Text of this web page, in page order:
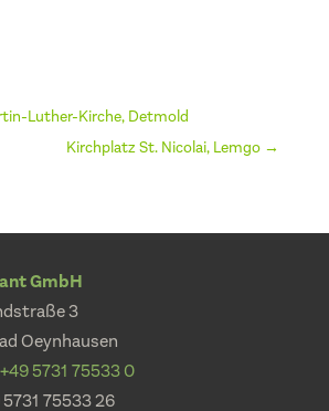
Luther-Kirche, Detmold
Kirchplatz St. Nicolai, Lemgo →
GmbH
3
Oeynhausen
+49 5731 75533 0
5731 75533 26